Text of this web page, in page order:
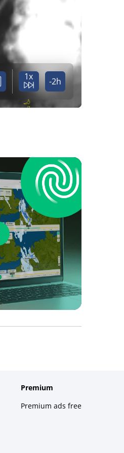
1x -2h
Premium
Premium ads free